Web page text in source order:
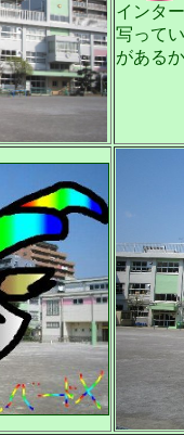
インタ
写って
がある